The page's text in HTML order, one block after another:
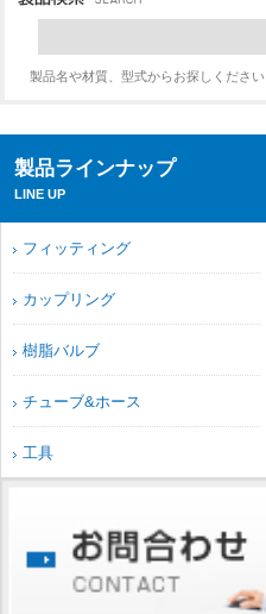
製品名や材質、型式からお探しください
製品ラインナップ
LINE UP
フィッティング
カップリング
樹脂バルブ
チューブ&ホース
工具